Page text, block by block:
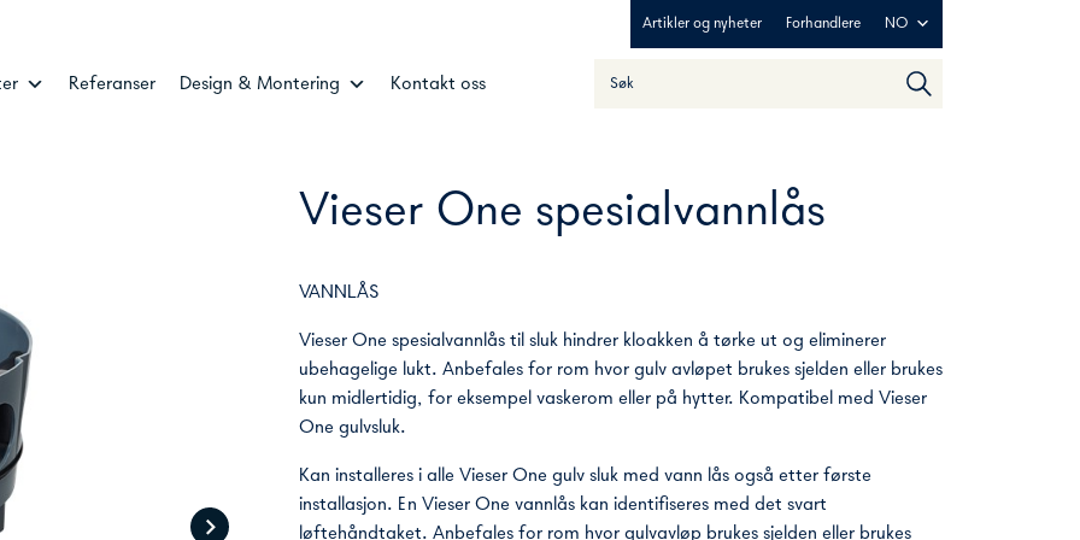
Artikler og nyheter Forhandlere NO
Referanser Design & Montering Kontakt oss
When autocomplete results are available use up and
Vieser One spesialvannlås
VANNLÅS
Vieser One spesialvannlås til sluk hindrer kloakken å tørke ut og eliminerer
ubehagelige lukt. Anbefales for rom hvor gulv avløpet brukes sjelden eller brukes
kun midlertidig, for eksempel vaskerom eller på hytter. Kompatibel med Vieser
One gulvsluk.
Kan installeres i alle Vieser One gulv sluk med vann lås også etter første
installasjon. En Vieser One vannlås kan identifiseres med det svart
løftehåndtaket. Anbefales for rom hvor gulvavløp brukes sjelden eller brukes